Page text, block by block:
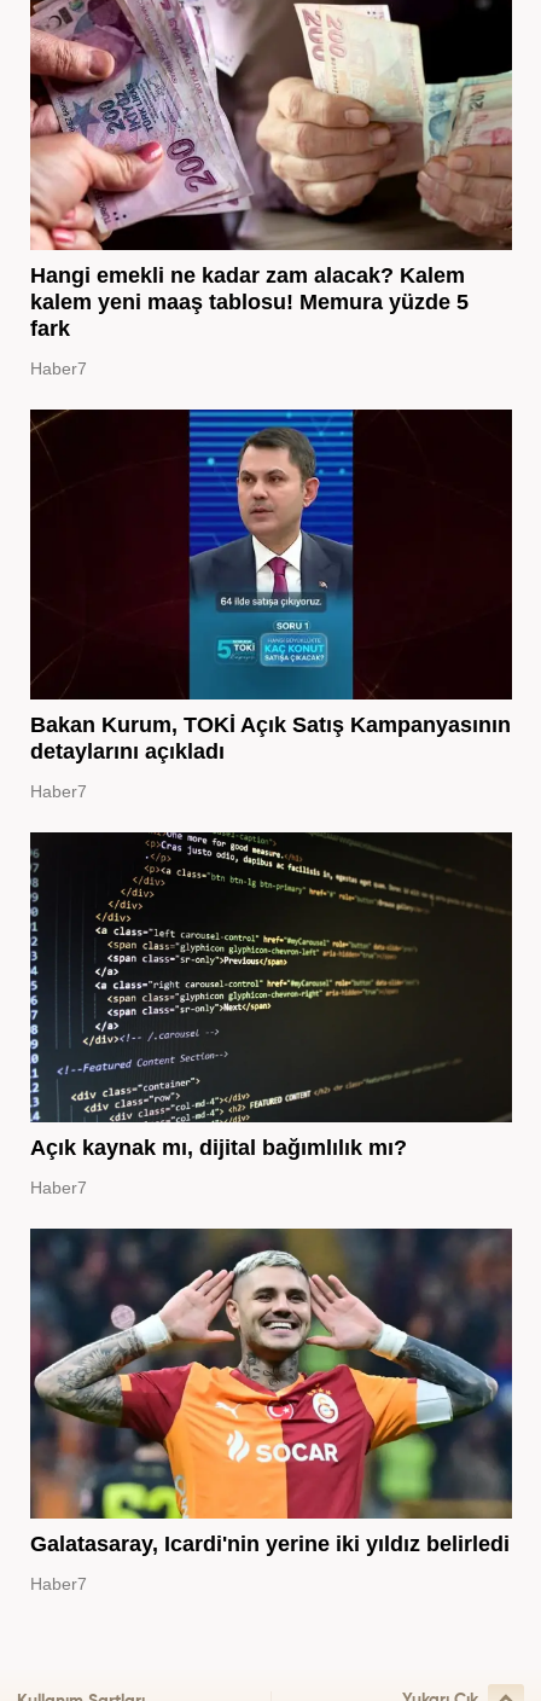
Hangi emekli ne kadar zam alacak? Kalem
kalem yeni maaş tablosu! Memura yüzde 5
fark
Haber7
Bakan Kurum, TOKİ Açık Satış Kampanyasının
detaylarını açıkladı
Haber7
Açık kaynak mı, dijital bağımlılık mı?
Haber7
Galatasaray, Icardi'nin yerine iki yıldız belirledi
Haber7